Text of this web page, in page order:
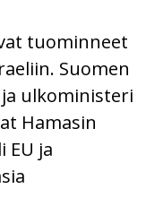
tuominneet
Suomen
ulkoministeri
Hamasin
EU ja